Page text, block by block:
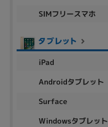
SIMフリースマホ
iPad
Androidタブレット
Surface
Windowsタブレット
商品シリーズ名・ブランド名の絞り込み。
aspire Inspiron
商品の搭載機能による絞り込み
Webカメラ内蔵